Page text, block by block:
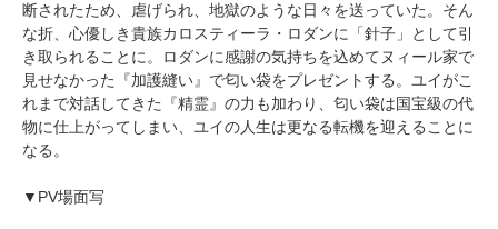
断されたため、虐げられ、地獄のような日々を送っていた。そん
な折、心優しき貴族カロスティーラ・ロダンに「針子」として引
き取られることに。ロダンに感謝の気持ちを込めてヌィール家で
見せなかった『加護縫い』で匂い袋をプレゼントする。ユイがこ
れまで対話してきた『精霊』の力も加わり、匂い袋は国宝級の代
物に仕上がってしまい、ユイの人生は更なる転機を迎えることに
なる。
▼PV場面写